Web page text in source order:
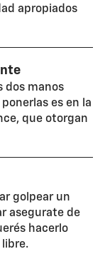
apropiados
dos manos
es en la
que otorgan
golpear un
asegurate de
hacerlo
libre.